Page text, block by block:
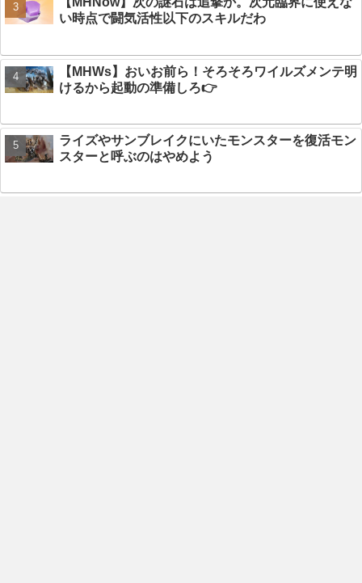
い時点で闘気活性以下のスキルだわ
【MHWs】おいお前ら！そろそろワイルズメンテ明
けるから起動の準備しろ👉
ライズやサンブレイクにいたモンスターを復活モン
スターと呼ぶのはやめよう